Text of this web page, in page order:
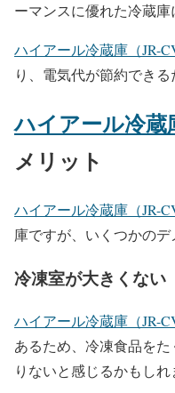
ーマンスに優れた冷蔵庫
ハイアール冷蔵庫（JR-
り、電気代が節約できる
ハイアール冷蔵
メリット
ハイアール冷蔵庫（JR-
庫ですが、いくつかのデ
冷凍室が大きくない
ハイアール冷蔵庫（JR-
あるため、冷凍食品を
りないと感じるかもしれ